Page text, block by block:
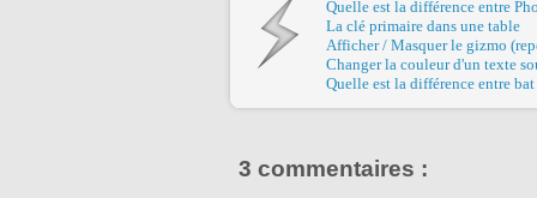
Quelle est la différence entre
La clé primaire dans une table
Afficher / Masquer le gizmo
Changer la couleur d'un texte
Quelle est la différence entre
3 commentaires :